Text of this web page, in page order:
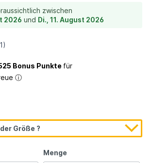
zwischen
2026 und Di., 11. August 2026
Bonus Punkte für
ⓘ
Größe ?
Menge